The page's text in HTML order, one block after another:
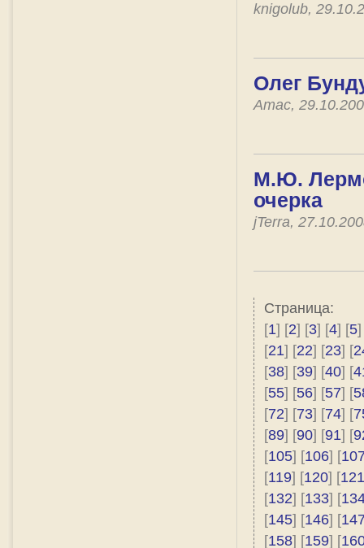
knigolub,
Олег
Атас,
М.Ю.
очерка
jTerra,
Страница:
[1] [2] [3] [4] [5]
[21] [22] [23] [
[38] [39] [40] [
[55] [56] [57] [
[72] [73] [74] [
[89] [90] [91] [
[105] [106] [
[119] [120] [121
[132] [133] [
[145] [146] [
[158] [159] [